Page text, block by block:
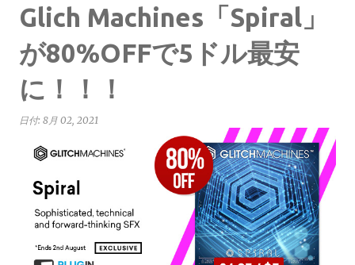
Glich Machines「Spiral」
が80%OFFで5ドル最安
に！！！
日付: 8月 02, 2021